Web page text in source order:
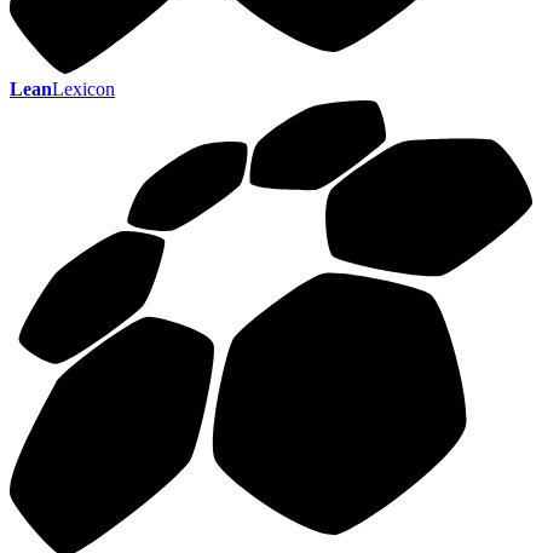
LeanLexicon